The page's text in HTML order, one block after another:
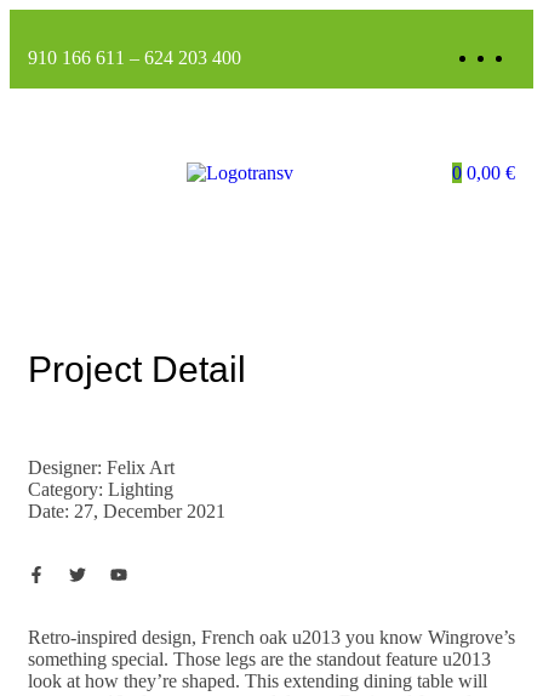
910 166 611 – 624 203 400
0 0,00 €
Project Detail
Designer: Felix Art
Category: Lighting
Date: 27, December 2021
Retro-inspired design, French oak u2013 you know Wingrove’s
something special. Those legs are the standout feature u2013
look at how they’re shaped. This extending dining table will